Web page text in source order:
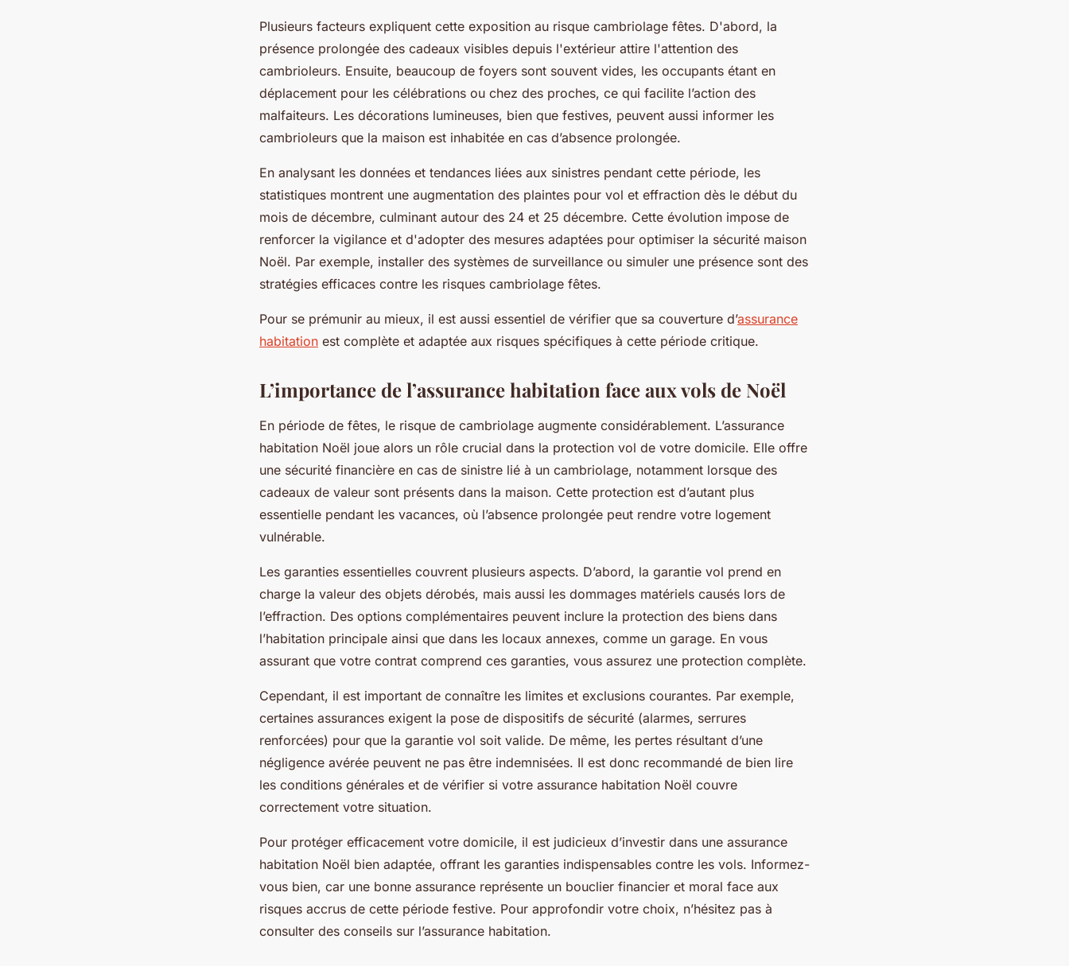
Plusieurs facteurs expliquent cette exposition au risque cambriolage fêtes. D'abord, la
présence prolongée des cadeaux visibles depuis l'extérieur attire l'attention des
cambrioleurs. Ensuite, beaucoup de foyers sont souvent vides, les occupants étant en
déplacement pour les célébrations ou chez des proches, ce qui facilite l’action des
malfaiteurs. Les décorations lumineuses, bien que festives, peuvent aussi informer les
cambrioleurs que la maison est inhabitée en cas d’absence prolongée.
En analysant les données et tendances liées aux sinistres pendant cette période, les
statistiques montrent une augmentation des plaintes pour vol et effraction dès le début du
mois de décembre, culminant autour des 24 et 25 décembre. Cette évolution impose de
renforcer la vigilance et d'adopter des mesures adaptées pour optimiser la sécurité maison
Noël. Par exemple, installer des systèmes de surveillance ou simuler une présence sont des
stratégies efficaces contre les risques cambriolage fêtes.
Pour se prémunir au mieux, il est aussi essentiel de vérifier que sa couverture d’assurance
habitation est complète et adaptée aux risques spécifiques à cette période critique.
L’importance de l’assurance habitation face aux vols de Noël
En période de fêtes, le risque de cambriolage augmente considérablement. L’assurance
habitation Noël joue alors un rôle crucial dans la protection vol de votre domicile. Elle offre
une sécurité financière en cas de sinistre lié à un cambriolage, notamment lorsque des
cadeaux de valeur sont présents dans la maison. Cette protection est d’autant plus
essentielle pendant les vacances, où l’absence prolongée peut rendre votre logement
vulnérable.
Les garanties essentielles couvrent plusieurs aspects. D’abord, la garantie vol prend en
charge la valeur des objets dérobés, mais aussi les dommages matériels causés lors de
l’effraction. Des options complémentaires peuvent inclure la protection des biens dans
l’habitation principale ainsi que dans les locaux annexes, comme un garage. En vous
assurant que votre contrat comprend ces garanties, vous assurez une protection complète.
Cependant, il est important de connaître les limites et exclusions courantes. Par exemple,
certaines assurances exigent la pose de dispositifs de sécurité (alarmes, serrures
renforcées) pour que la garantie vol soit valide. De même, les pertes résultant d’une
négligence avérée peuvent ne pas être indemnisées. Il est donc recommandé de bien lire
les conditions générales et de vérifier si votre assurance habitation Noël couvre
correctement votre situation.
Pour protéger efficacement votre domicile, il est judicieux d’investir dans une assurance
habitation Noël bien adaptée, offrant les garanties indispensables contre les vols. Informez-
vous bien, car une bonne assurance représente un bouclier financier et moral face aux
risques accrus de cette période festive. Pour approfondir votre choix, n’hésitez pas à
consulter des conseils sur l’assurance habitation.